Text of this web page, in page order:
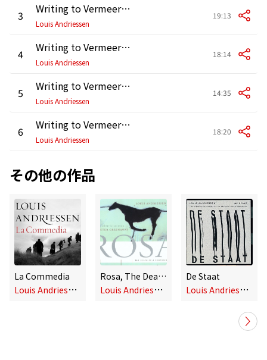
3 Writing to Vermeer: Scene 3
Louis Andriessen
19:13
4 Writing to Vermeer: Scene 4
Louis Andriessen
18:14
5 Writing to Vermeer: Scene 5
Louis Andriessen
14:35
6 Writing to Vermeer: Scene 6
Louis Andriessen
18:20
その他の作品
La Commedia
L
ouis Andriessen
Rosa, The Death of a Composer
L
ouis Andriessen
De Staat
L
ouis Andriessen